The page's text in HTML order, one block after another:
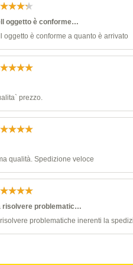
oggetto è conforme…
oggetto è conforme a quanto è arrivato
prezzo.
qualità. Spedizione veloce
risolvere problematic…
problematiche inerenti la